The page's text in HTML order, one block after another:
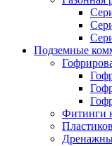
Подземные
Фитинги